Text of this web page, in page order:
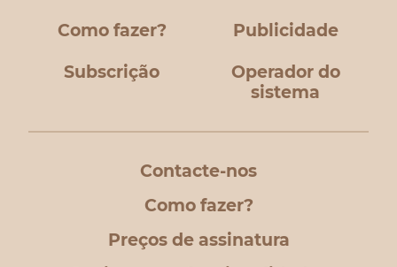
Como fazer? Publicidade
Subscrição
Operador do
sistema
Contacte-nos
Como fazer?
Preços de assinatura